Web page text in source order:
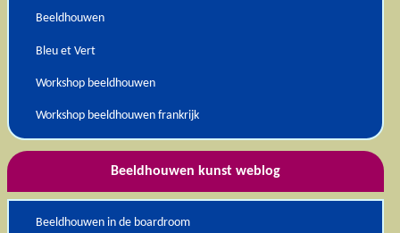
Beeldhouwen
Bleu et Vert
Workshop beeldhouwen
Workshop beeldhouwen frankrijk
Beeldhouwen kunst weblog
Beeldhouwen in de boardroom